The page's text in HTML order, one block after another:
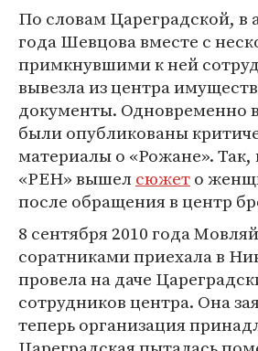
По словам Цареградской, в
года Шевцова вместе с
примкнувшими к ней
вывезла из центра
документы. Одновременно
были опубликованы
материалы о «Рожане». Так,
«РЕН» вышелсюжето
после обращения в центр
8 сентября 2010 года
соратниками приехала в
провела на даче
сотрудников центра. Она
теперь организация